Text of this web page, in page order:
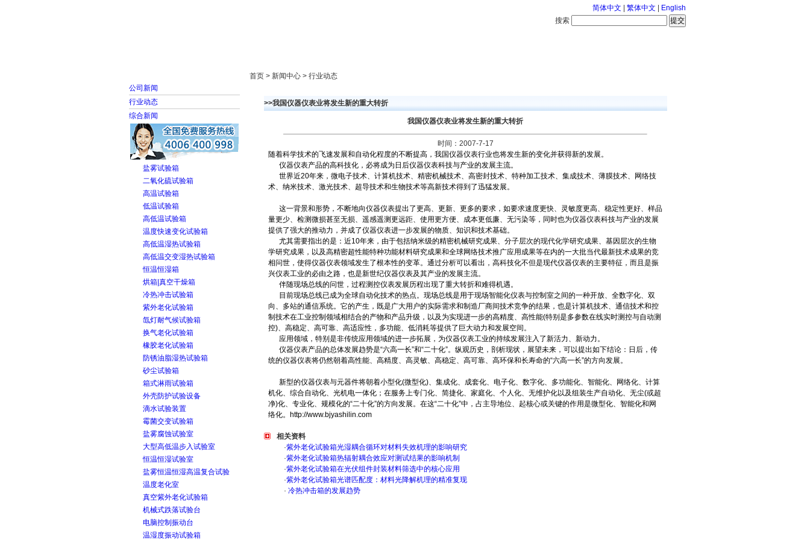
简体中文 繁体中文
English
搜索
公司新闻
行业动态
综合新闻
盐雾试验箱
二氧化硫试验箱
高温试验箱
低温试验箱
高低温试验箱
温度快速变化试验箱
高低温湿热试验箱
高低温交变湿热试验箱
恒温恒湿箱
烘箱|真空干燥箱
冷热冲击试验箱
紫外老化试验箱
氙灯耐气候试验箱
换气老化试验箱
橡胶老化试验箱
防锈油脂湿热试验箱
砂尘试验箱
箱式淋雨试验箱
外壳防护试验设备
滴水试验装置
霉菌交变试验箱
盐雾腐蚀试验室
大型高低温步入试验室
恒温恒湿试验室
盐雾恒温恒湿高温复合试验
温度老化室
真空紫外老化试验箱
机械式跌落试验台
电脑控制振动台
温湿度振动试验箱
首页 > 新闻中心 > 行业动态
>>我国仪器仪表业将发生新的重大转折
我国仪器仪表业将发生新的重大转折
时间：2007-7-17
随着科学技术的飞速发展和自动化程度的不断提高，我国仪器仪表行业也将发生新的变化并获得新的发展。
仪器仪表产品的高科技化，必将成为日后仪器仪表科技与产业的发展主流。
世界近20年来，微电子技术、计算机技术、精密机械技术、高密封技术、特种加工技术、集成技术、薄膜技术、网络技
术、纳米技术、激光技术、超导技术和生物技术等高新技术得到了迅猛发展。
这一背景和形势，不断地向仪器仪表提出了更高、更新、更多的要求，如要求速度更快、灵敏度更高、稳定性更好、样品
量更少、检测微损甚至无损、遥感遥测更远距、使用更方便、成本更低廉、无污染等，同时也为仪器仪表科技与产业的发展
提供了强大的推动力，并成了仪器仪表进一步发展的物质、知识和技术基础。
尤其需要指出的是：近10年来，由于包括纳米级的精密机械研究成果、分子层次的现代化学研究成果、基因层次的生物
学研究成果，以及高精密超性能特种功能材料研究成果和全球网络技术推广应用成果等在内的一大批当代最新技术成果的竞
相问世，使得仪器仪表领域发生了根本性的变革。通过分析可以看出，高科技化不但是现代仪器仪表的主要特征，而且是振
兴仪表工业的必由之路，也是新世纪仪器仪表及其产业的发展主流。
伴随现场总线的问世，过程测控仪表发展历程出现了重大转折和难得机遇。
目前现场总线已成为全球自动化技术的热点。现场总线是用于现场智能化仪表与控制室之间的一种开放、全数字化、双
向、多站的通信系统。它的产生，既是广大用户的实际需求和制造厂商间技术竞争的结果，也是计算机技术、通信技术和控
制技术在工业控制领域相结合的产物和产品升级，以及为实现进一步的高精度、高性能(特别是多参数在线实时测控与自动测
控)、高稳定、高可靠、高适应性，多功能、低消耗等提供了巨大动力和发展空间。
应用领域，特别是非传统应用领域的进一步拓展，为仪器仪表工业的持续发展注入了新活力、新动力。
仪器仪表产品的总体发展趋势是“六高一长”和“二十化”。纵观历史，剖析现状，展望未来，可以提出如下结论：日后，传
统的仪器仪表将仍然朝着高性能、高精度、高灵敏、高稳定、高可靠、高环保和长寿命的“六高一长”的方向发展。
新型的仪器仪表与元器件将朝着小型化(微型化)、集成化、成套化、电子化、数字化、多功能化、智能化、网络化、计算
机化、综合自动化、光机电一体化；在服务上专门化、简捷化、家庭化、个人化、无维护化以及组装生产自动化、无尘(或超
净)化、专业化、规模化的“二十化”的方向发展。在这“二十化”中，占主导地位、起核心或关键的作用是微型化、智能化和网
络化。
http://www.bjyashilin.com
相关资料
·紫外老化试验箱光湿耦合循环对材料失效机理的影响研究
·紫外老化试验箱热辐射耦合效应对测试结果的影响机制
·紫外老化试验箱在光伏组件封装材料筛选中的核心应用
·紫外老化试验箱光谱匹配度：材料光降解机理的精准复现
· 冷热冲击箱的发展趋势